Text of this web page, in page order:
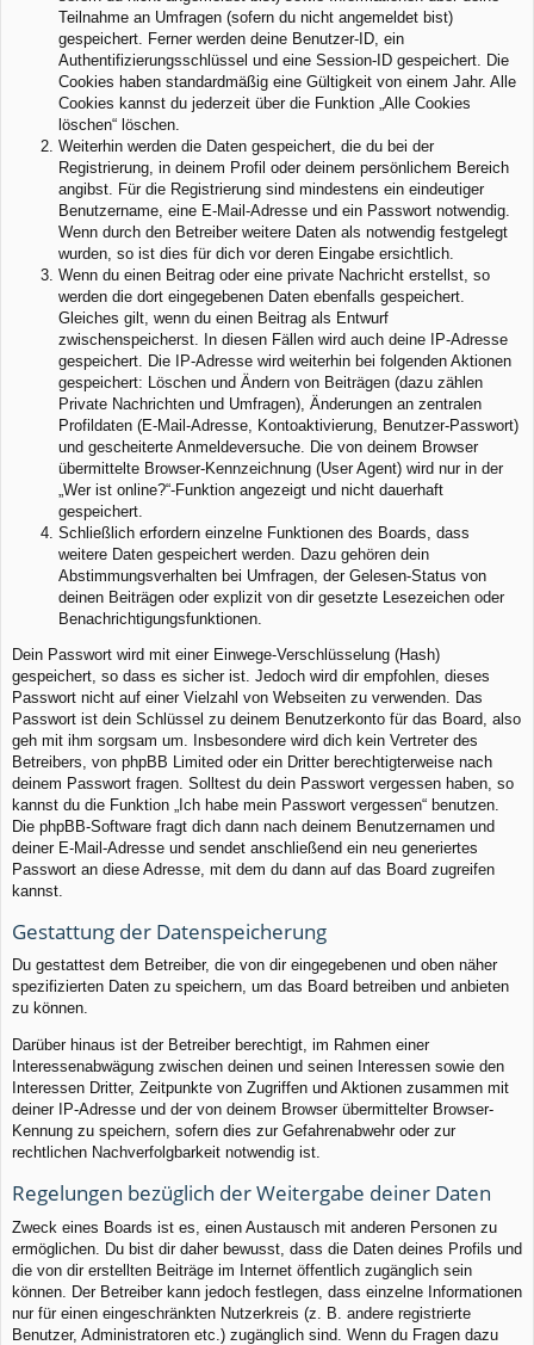
Teilnahme an Umfragen (sofern du nicht angemeldet bist)
gespeichert. Ferner werden deine Benutzer-ID, ein
Authentifizierungsschlüssel und eine Session-ID gespeichert. Die
Cookies haben standardmäßig eine Gültigkeit von einem Jahr. Alle
Cookies kannst du jederzeit über die Funktion „Alle Cookies
löschen“ löschen.
Weiterhin werden die Daten gespeichert, die du bei der
Registrierung, in deinem Profil oder deinem persönlichem Bereich
angibst. Für die Registrierung sind mindestens ein eindeutiger
Benutzername, eine E-Mail-Adresse und ein Passwort notwendig.
Wenn durch den Betreiber weitere Daten als notwendig festgelegt
wurden, so ist dies für dich vor deren Eingabe ersichtlich.
Wenn du einen Beitrag oder eine private Nachricht erstellst, so
werden die dort eingegebenen Daten ebenfalls gespeichert.
Gleiches gilt, wenn du einen Beitrag als Entwurf
zwischenspeicherst. In diesen Fällen wird auch deine IP-Adresse
gespeichert. Die IP-Adresse wird weiterhin bei folgenden Aktionen
gespeichert: Löschen und Ändern von Beiträgen (dazu zählen
Private Nachrichten und Umfragen), Änderungen an zentralen
Profildaten (E-Mail-Adresse, Kontoaktivierung, Benutzer-Passwort)
und gescheiterte Anmeldeversuche. Die von deinem Browser
übermittelte Browser-Kennzeichnung (User Agent) wird nur in der
„Wer ist online?“-Funktion angezeigt und nicht dauerhaft
gespeichert.
Schließlich erfordern einzelne Funktionen des Boards, dass
weitere Daten gespeichert werden. Dazu gehören dein
Abstimmungsverhalten bei Umfragen, der Gelesen-Status von
deinen Beiträgen oder explizit von dir gesetzte Lesezeichen oder
Benachrichtigungsfunktionen.
Dein Passwort wird mit einer Einwege-Verschlüsselung (Hash)
gespeichert, so dass es sicher ist. Jedoch wird dir empfohlen, dieses
Passwort nicht auf einer Vielzahl von Webseiten zu verwenden. Das
Passwort ist dein Schlüssel zu deinem Benutzerkonto für das Board, also
geh mit ihm sorgsam um. Insbesondere wird dich kein Vertreter des
Betreibers, von phpBB Limited oder ein Dritter berechtigterweise nach
deinem Passwort fragen. Solltest du dein Passwort vergessen haben, so
kannst du die Funktion „Ich habe mein Passwort vergessen“ benutzen.
Die phpBB-Software fragt dich dann nach deinem Benutzernamen und
deiner E-Mail-Adresse und sendet anschließend ein neu generiertes
Passwort an diese Adresse, mit dem du dann auf das Board zugreifen
kannst.
Gestattung der Datenspeicherung
Du gestattest dem Betreiber, die von dir eingegebenen und oben näher
spezifizierten Daten zu speichern, um das Board betreiben und anbieten
zu können.
Darüber hinaus ist der Betreiber berechtigt, im Rahmen einer
Interessenabwägung zwischen deinen und seinen Interessen sowie den
Interessen Dritter, Zeitpunkte von Zugriffen und Aktionen zusammen mit
deiner IP-Adresse und der von deinem Browser übermittelter Browser-
Kennung zu speichern, sofern dies zur Gefahrenabwehr oder zur
rechtlichen Nachverfolgbarkeit notwendig ist.
Regelungen bezüglich der Weitergabe deiner Daten
Zweck eines Boards ist es, einen Austausch mit anderen Personen zu
ermöglichen. Du bist dir daher bewusst, dass die Daten deines Profils und
die von dir erstellten Beiträge im Internet öffentlich zugänglich sein
können. Der Betreiber kann jedoch festlegen, dass einzelne Informationen
nur für einen eingeschränkten Nutzerkreis (z. B. andere registrierte
Benutzer, Administratoren etc.) zugänglich sind. Wenn du Fragen dazu